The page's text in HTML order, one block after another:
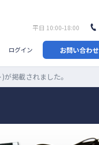
平日 10:00-18:00
ログイン お問い合わせ
掲載されました。